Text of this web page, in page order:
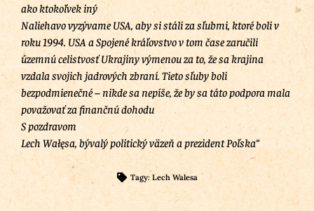
ako ktokoľvek iný
Naliehavo vyzývame USA, aby si stáli za sľubmi, ktoré boli v
roku 1994. USA a Spojené kráľovstvo v tom čase zaručili
územnú celistvosť Ukrajiny výmenou za to, že sa krajina
vzdala svojich jadrových zbraní. Tieto sľuby boli
bezpodmienečné – nikde sa nepíše, že by sa táto podpora mala
považovať za finančnú dohodu
S pozdravom
Lech Wałęsa, bývalý politický väzeň a prezident Poľska“
Tagy: Lech Walesa